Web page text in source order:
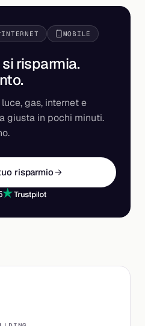
INTERNET MOBILE
risparmia.
.
gas, internet e
giusta in pochi minuti.
risparmio